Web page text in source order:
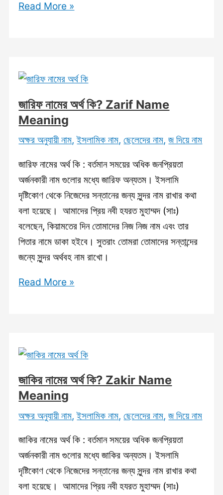
সজিব
Name
Meaning
in
Bengali
Read More »
জারিফ নামের অর্থ কি? Zarif Name
Meaning
অক্ষর অনুযায়ী নাম,ইসলামিক নাম,ছেলেদের নাম,জ দিয়ে নাম
জারিফ নামের অর্থ কি : বর্তমান সময়ের অধিক জনপ্রিয়তা
অর্জনকারী নাম গুলোর মধ্যে জারিফ অন্যতম। ইসলামি
দৃষ্টিকোণ থেকে নিজেদের সন্তানের জন্য সুন্দর নাম রাখার কথা
বলা হয়েছে। আমাদের প্রিয় নবী হযরত মুহাম্মদ (সাঃ)
বলেছেন, কিয়ামতের দিন তোমাদের নিজ নিজ নাম এবং তার
পিতার নামে ডাকা হইবে। সুতরাং তোমরা তোমাদের সন্তান্দের
জন্যে সুন্দর অর্থবহ নাম রাখো।
জারিফ
Name
Meaning
Read More »
জাকির নামের অর্থ কি? Zakir Name
Meaning
অক্ষর অনুযায়ী নাম,ইসলামিক নাম,ছেলেদের নাম,জ দিয়ে নাম
জাকির নামের অর্থ কি : বর্তমান সময়ের অধিক জনপ্রিয়তা
অর্জনকারী নাম গুলোর মধ্যে জাকির অন্যতম। ইসলামি
দৃষ্টিকোণ থেকে নিজেদের সন্তানের জন্য সুন্দর নাম রাখার কথা
বলা হয়েছে। আমাদের প্রিয় নবী হযরত মুহাম্মদ (সাঃ)